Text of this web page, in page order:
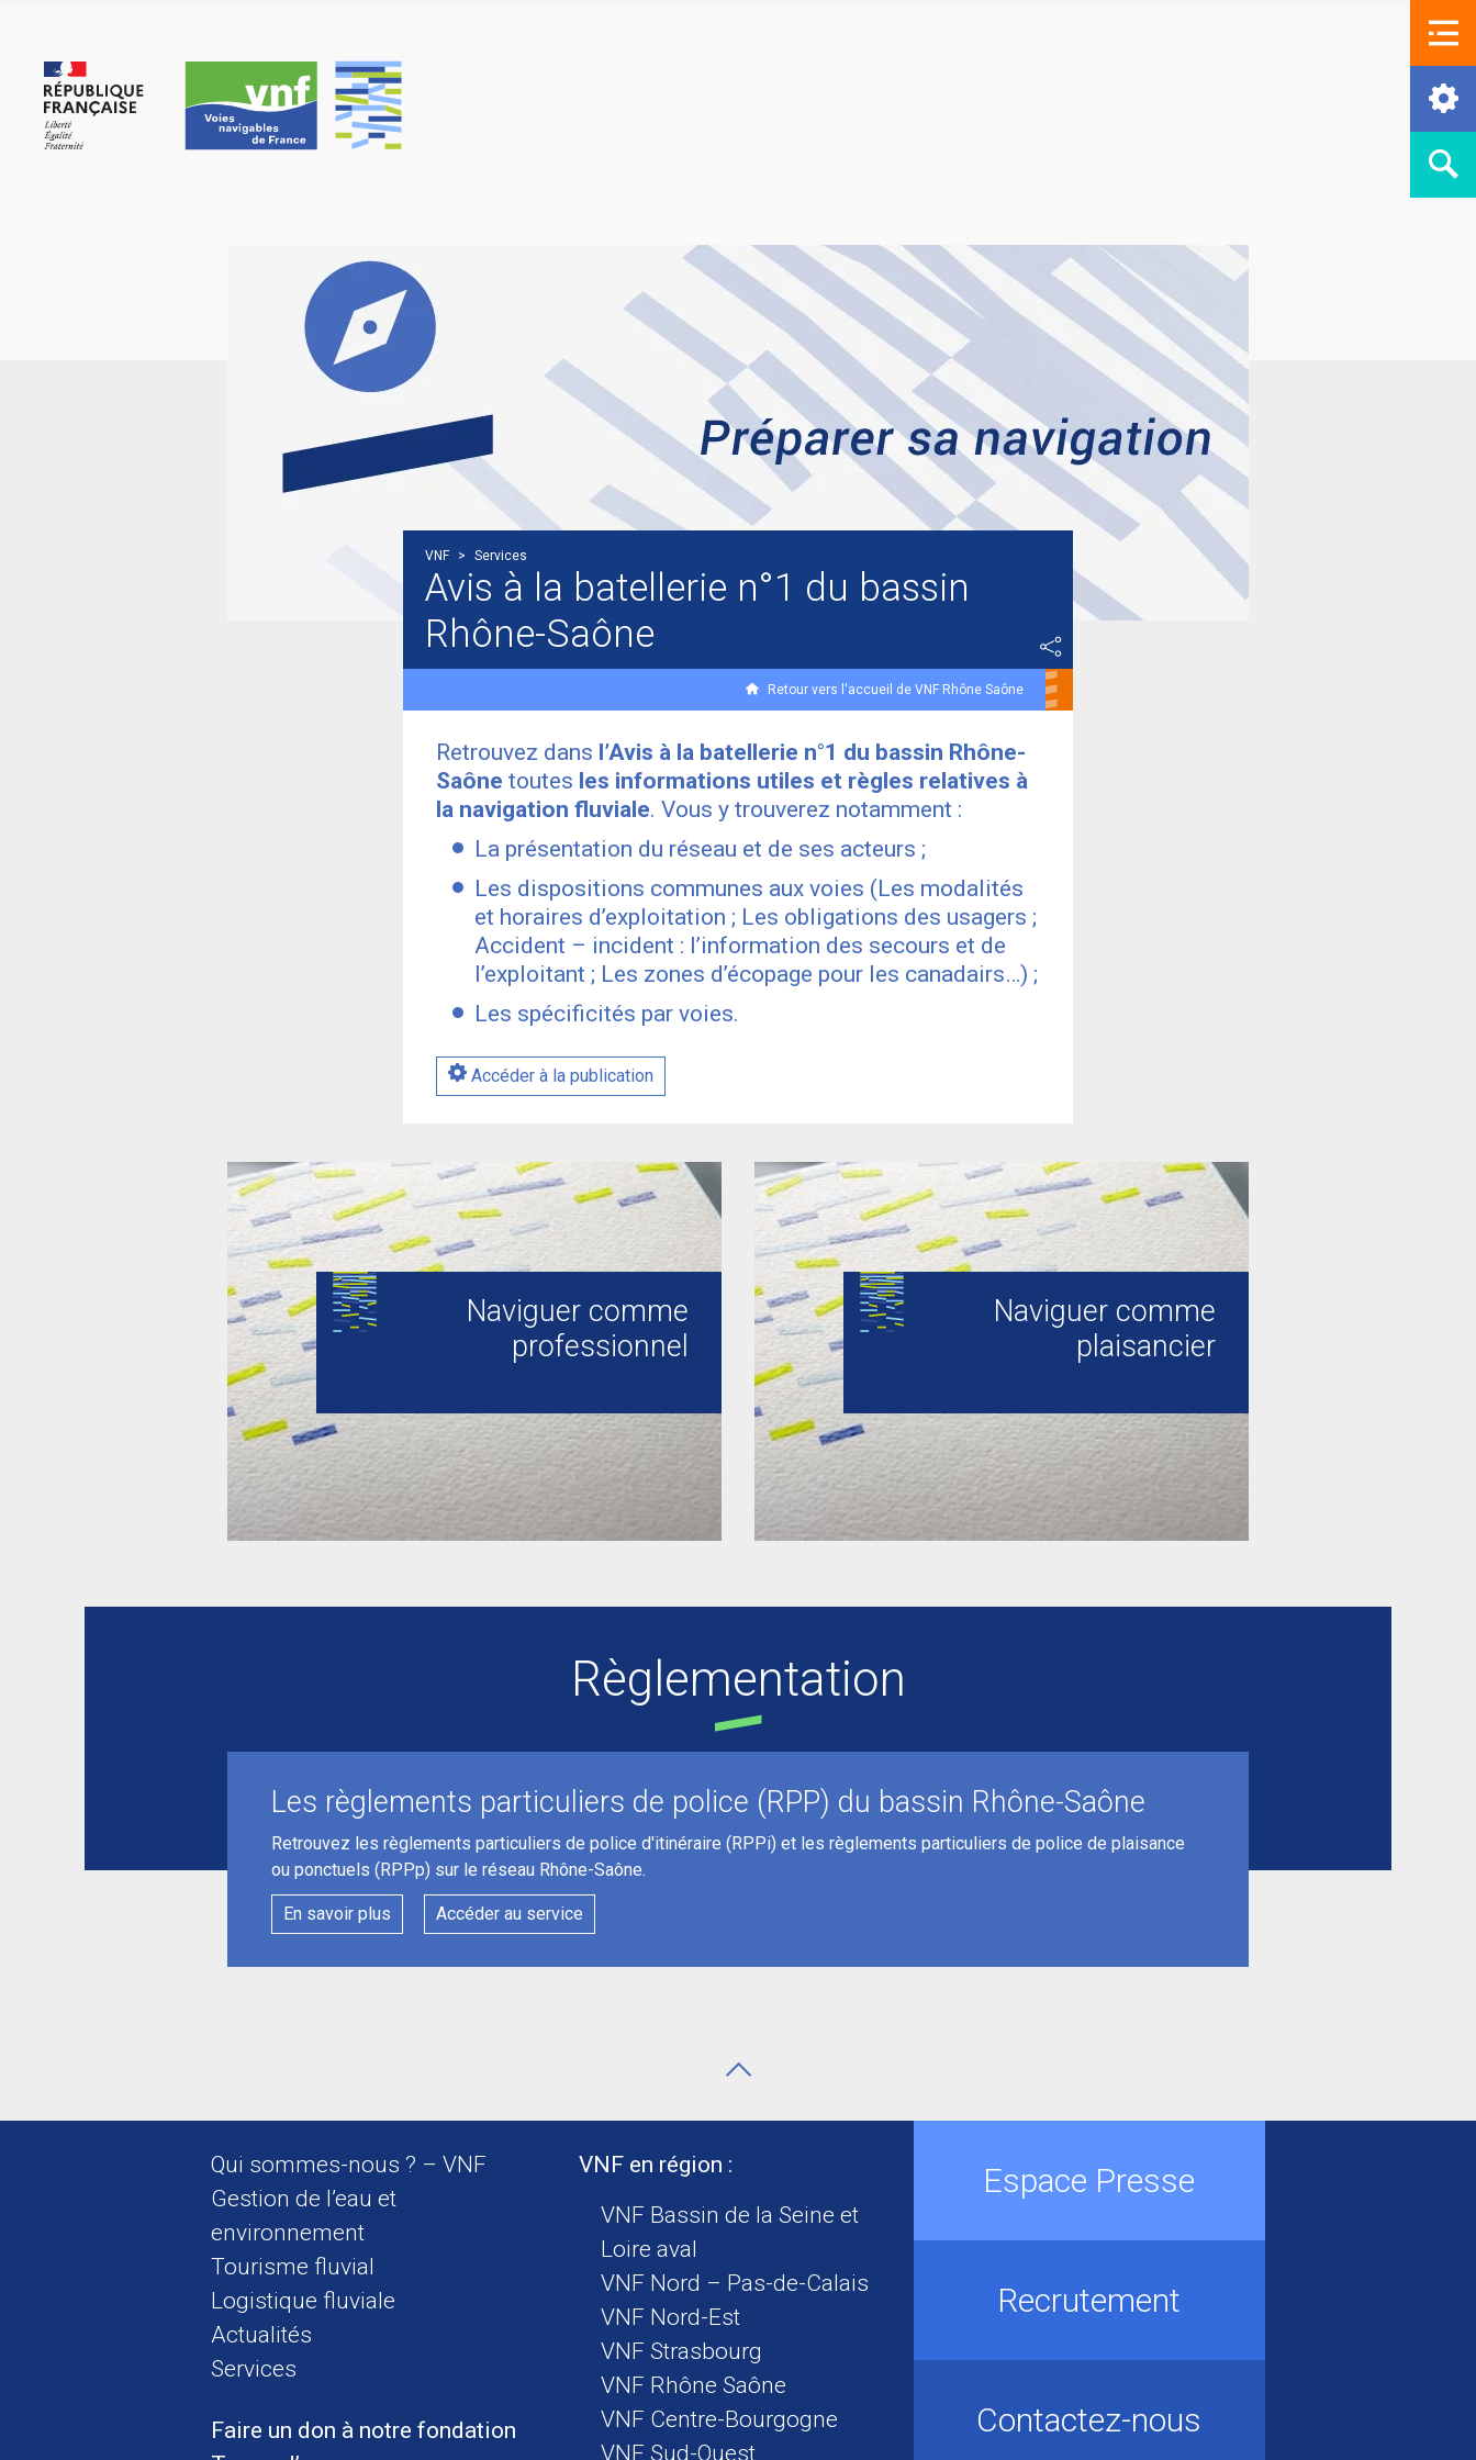
VNF > Services
Avis à la batellerie n°1 du bassin
Rhône-Saône
Retour vers l'accueil de VNF Rhône Saône
Retrouvez dans l’Avis à la batellerie n°1 du bassin Rhône-
Saône toutes les informations utiles et règles relatives à
la navigation fluviale. Vous y trouverez notamment :
La présentation du réseau et de ses acteurs ;
Les dispositions communes aux voies (Les modalités
et horaires d’exploitation ; Les obligations des usagers ;
Accident – incident : l’information des secours et de
l’exploitant ; Les zones d’écopage pour les canadairs…) ;
Les spécificités par voies.
Accéder à la publication
Naviguer comme
professionnel
Naviguer comme
plaisancier
Règlementation
Les règlements particuliers de police (RPP) du bassin Rhône-Saône
Retrouvez les règlements particuliers de police d'itinéraire (RPPi) et les règlements particuliers de police de plaisance
ou ponctuels (RPPp) sur le réseau Rhône-Saône.
En savoir plus Accéder au service
Qui sommes-nous ? – VNF
Gestion de l’eau et
environnement
Tourisme fluvial
Logistique fluviale
Actualités
Services
Faire un don à notre fondation
VNF en région :
VNF Bassin de la Seine et
Loire aval
VNF Nord – Pas-de-Calais
VNF Nord-Est
VNF Strasbourg
VNF Rhône Saône
VNF Centre-Bourgogne
VNF Sud-Ouest
Espace Presse
Recrutement
Contactez-nous